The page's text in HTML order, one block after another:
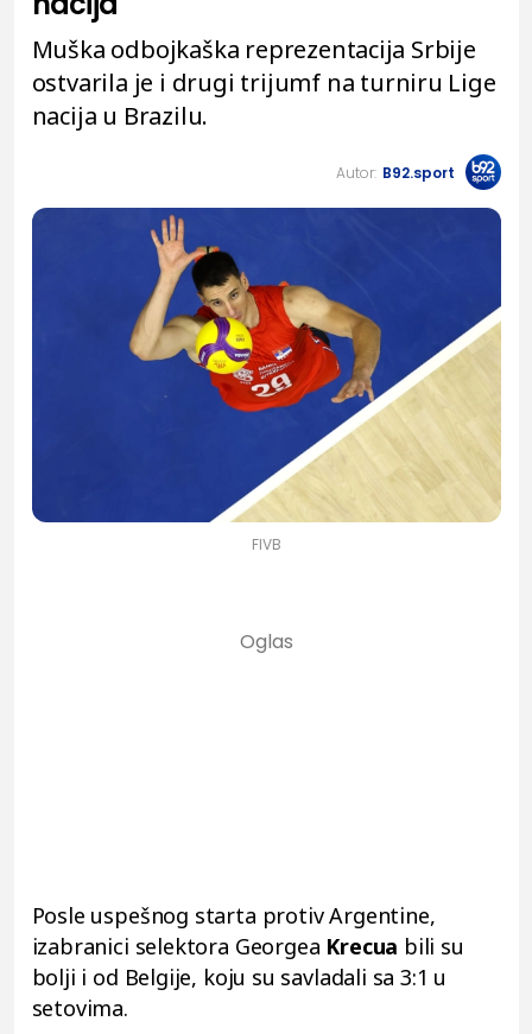
Muška odbojkaška reprezentacija Srbije
ostvarila je i drugi trijumf na turniru Lige
nacija u Brazilu.
Autor: B92.sport
FIVB
Posle uspešnog starta protiv Argentine,
izabranici selektora Georgea Krecua bili su
bolji i od Belgije, koju su savladali sa 3:1 u
setovima.